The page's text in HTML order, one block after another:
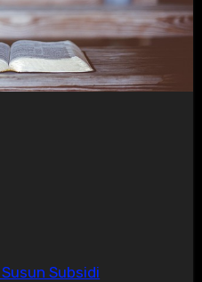
Subsidi